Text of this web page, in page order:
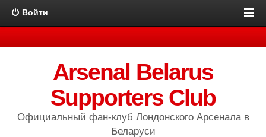
Войти
Arsenal Belarus
Supporters Club
Официальный фан-клуб Лондонского Арсенала в
Беларуси